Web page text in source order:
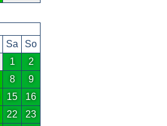
Sa
So
1
2
8
9
15
16
22
23